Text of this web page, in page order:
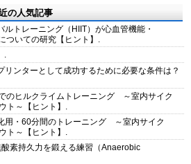
の人気記事
トレーニング（HIIT）が心血管機能・
ついての研究【ヒント】.
.
リンターとして成功するために必要な条件は？
のヒルクライムトレーニング ～室内サイク
ト～【ヒント】.
用・60分間のトレーニング ～室内サイク
ト～【ヒント】.
素持久力を鍛える練習（Anaerobic